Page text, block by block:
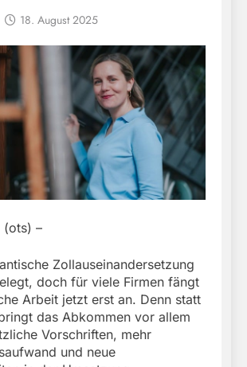
18. August 2025
(ots) –
Zollauseinandersetzung
doch für viele Firmen fängt
Arbeit jetzt erst an. Denn statt
das Abkommen vor allem
Vorschriften, mehr
und neue